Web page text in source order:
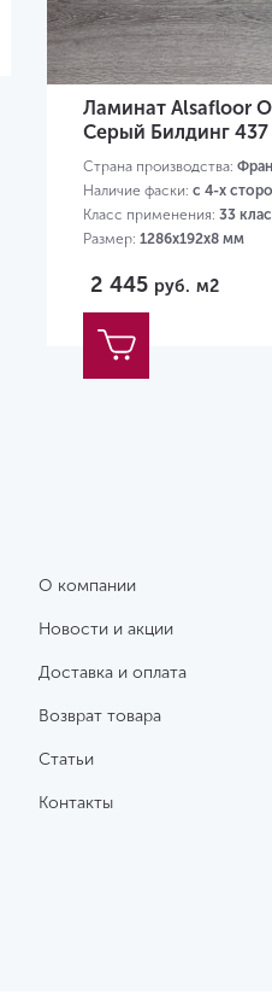
Ламинат Alsafloor
Серый Билдинг 437
Страна производства:
Наличие фаски: с 4-х
Класс применения: 33
Размер: 1286х192х8 мм
2 445 руб. м2
О компании
Новости и акции
Доставка и оплата
Возврат товара
Статьи
Контакты